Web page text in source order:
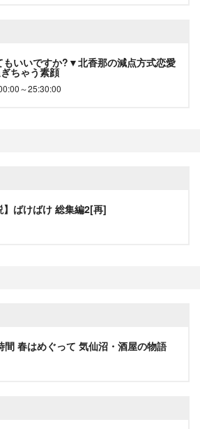
もいいですか?▼北香那の減点方式恋愛
ちゃう素顔
～25:30:00
】ばけばけ 総集編2[再]
間 春はめぐって 気仙沼・酒屋の物語